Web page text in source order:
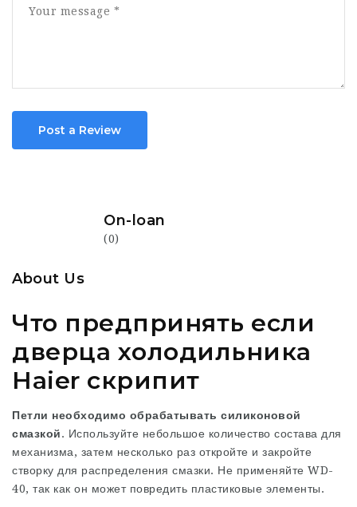
Post a Review
On-loan
(0)
About Us
Что предпринять если
дверца холодильника
Haier скрипит
Петли необходимо обрабатывать силиконовой
смазкой. Используйте небольшое количество состава для
механизма, затем несколько раз откройте и закройте
створку для распределения смазки. Не применяйте WD-
40, так как он может повредить пластиковые элементы.